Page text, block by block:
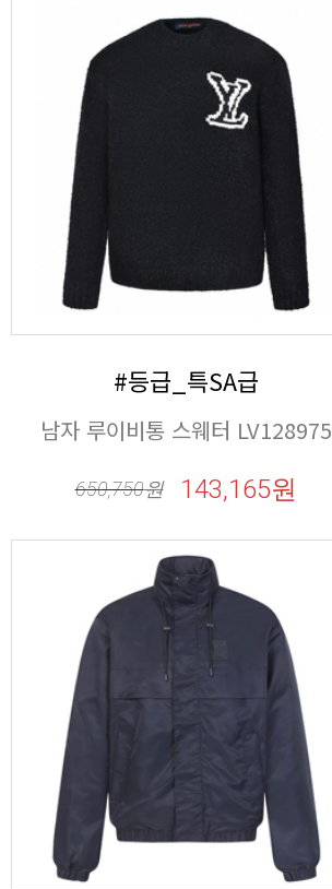
#등급_특SA급
남자 루이비통 스웨터 LV128975
650,750원 143,165원